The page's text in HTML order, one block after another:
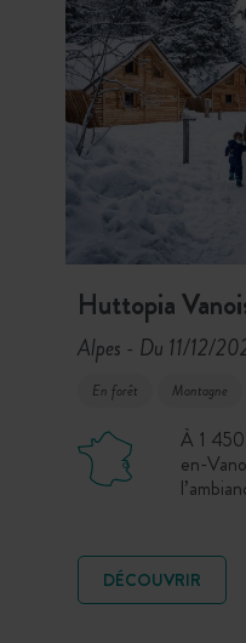
Huttopia
Alpes - Du 11/12/
En forêt Montagne
À 1 450
en-
d’une
rendre
DÉCOUVRIR